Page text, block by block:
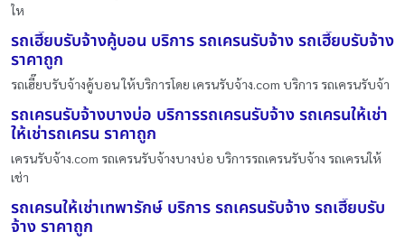
ให
รถเฮี๊ยบรับจ้างคู้บอน บริการ รถเครนรับจ้าง รถเฮี๊ยบรับจ้าง
ราคาถูก
รถเฮี๊ยบรับจ้างคู้บอน ให้บริการโดย เครนรับจ้าง.com บริการ รถเครนรับจ้า
รถเครนรับจ้างบางบ่อ บริการรถเครนรับจ้าง รถเครนให้เช่า
ให้เช่ารถเครน ราคาถูก
เครนรับจ้าง.com รถเครนรับจ้างบางบ่อ บริการรถเครนรับจ้าง รถเครนให้
เช่า
รถเครนให้เช่าเทพารักษ์ บริการ รถเครนรับจ้าง รถเฮี๊ยบรับ
จ้าง ราคาถูก